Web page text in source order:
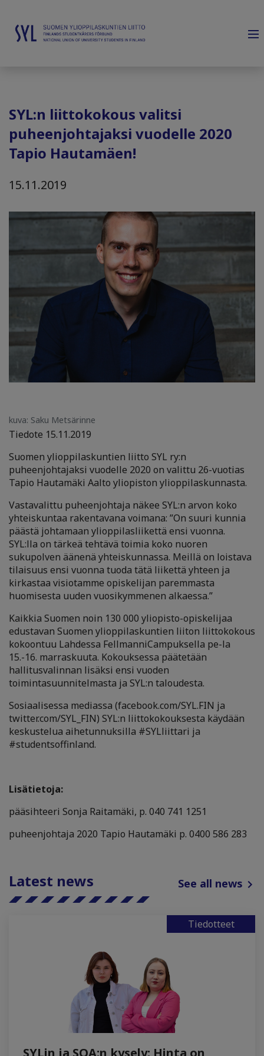
SYL:n liittokokous valitsi
puheenjohtajaksi vuodelle 2020
Tapio Hautamäen!
15.11.2019
kuva: Saku Metsärinne
Tiedote 15.11.2019
Suomen ylioppilaskuntien liitto SYL ry:n
puheenjohtajaksi vuodelle 2020 on valittu 26-vuotias
Tapio Hautamäki Aalto yliopiston ylioppilaskunnasta.
Vastavalittu puheenjohtaja näkee SYL:n arvon koko
yhteiskuntaa rakentavana voimana: ”On suuri kunnia
päästä johtamaan ylioppilasliikettä ensi vuonna.
SYL:lla on tärkeä tehtävä toimia koko nuoren
sukupolven äänenä yhteiskunnassa. Meillä on loistava
tilaisuus ensi vuonna tuoda tätä liikettä yhteen ja
kirkastaa visiotamme opiskelijan paremmasta
huomisesta uuden vuosikymmenen alkaessa.”
Kaikkia Suomen noin 130 000 yliopisto-opiskelijaa
edustavan Suomen ylioppilaskuntien liiton liittokokous
kokoontuu Lahdessa FellmanniCampuksella pe-la
15.-16. marraskuuta. Kokouksessa päätetään
hallitusvalinnan lisäksi ensi vuoden
toimintasuunnitelmasta ja SYL:n taloudesta.
Sosiaalisessa mediassa (facebook.com/SYL.FIN ja
twitter.com/SYL_FIN) SYL:n liittokokouksesta käydään
keskustelua aihetunnuksilla #SYLliittari ja
#studentsoffinland.
Lisätietoja:
pääsihteeri Sonja Raitamäki, p. 040 741 1251
puheenjohtaja 2020 Tapio Hautamäki p. 0400 586 283
Latest news See all news
Tiedotteet
SYLin ja SOA:n kysely: Hinta on